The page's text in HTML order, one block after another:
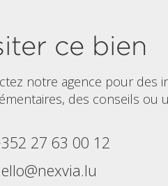
ce bien
notre agence pour des
des conseils ou
27 63 00 12